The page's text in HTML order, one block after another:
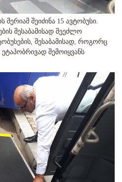
მერიამ შეიძინა 15 ავტობუსი.
შესაბამისად შეეძლო
შესაბამისად, როგორც
შემოიყვანს